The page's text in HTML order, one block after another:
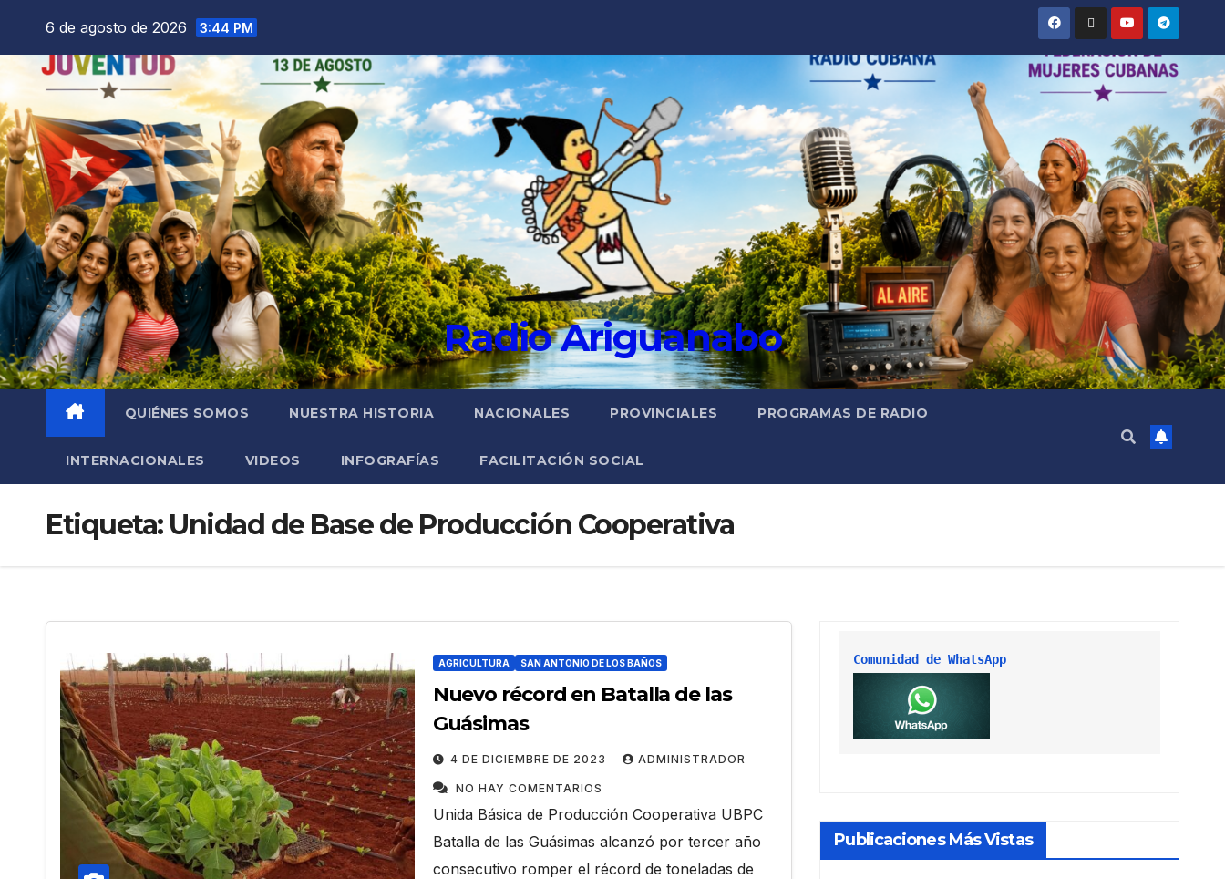
6 de agosto de 2026 3:44 PM
Radio Ariguanabo
QUIÉNES SOMOS NUESTRA HISTORIA NACIONALES PROVINCIALES PROGRAMAS DE RADIO
INTERNACIONALES VIDEOS INFOGRAFÍAS FACILITACIÓN SOCIAL
Etiqueta: Unidad de Base de Producción Cooperativa
AGRICULTURA SAN ANTONIO DE LOS BAÑOS
Nuevo récord en Batalla de las
Guásimas
4 DE DICIEMBRE DE 2023 ADMINISTRADOR
NO HAY COMENTARIOS
Unida Básica de Producción Cooperativa UBPC
Batalla de las Guásimas alcanzó por tercer año
consecutivo romper el récord de toneladas de
Comunidad de WhatsApp
Publicaciones Más Vistas